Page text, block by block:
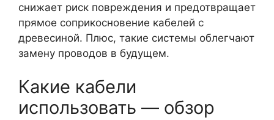
снижает риск повреждения и предотвращает
прямое соприкосновение кабелей с
древесиной. Плюс, такие системы облегчают
замену проводов в будущем.
Какие кабели
использовать — обзор